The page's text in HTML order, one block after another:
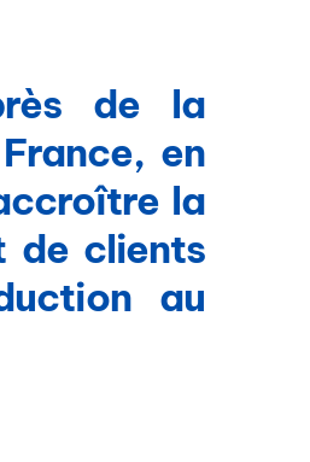
de la
en
la
de clients
au